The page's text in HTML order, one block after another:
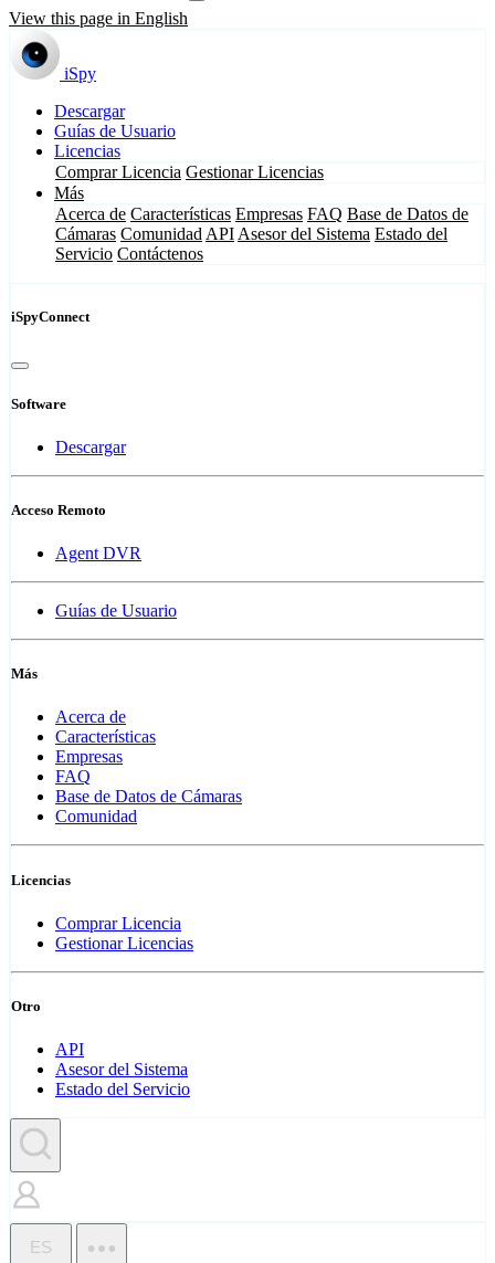
View this page in English
iSpy
Descargar
Guías de Usuario
Licencias
Comprar Licencia Gestionar Licencias
Más
Acerca de Características Empresas FAQ Base de Datos de
Cámaras Comunidad API Asesor del Sistema Estado del
Servicio Contáctenos
iSpyConnect
Software
Descargar
Acceso Remoto
Agent DVR
Guías de Usuario
Más
Acerca de
Características
Empresas
FAQ
Base de Datos de Cámaras
Comunidad
Licencias
Comprar Licencia
Gestionar Licencias
Otro
API
Asesor del Sistema
Estado del Servicio
ES